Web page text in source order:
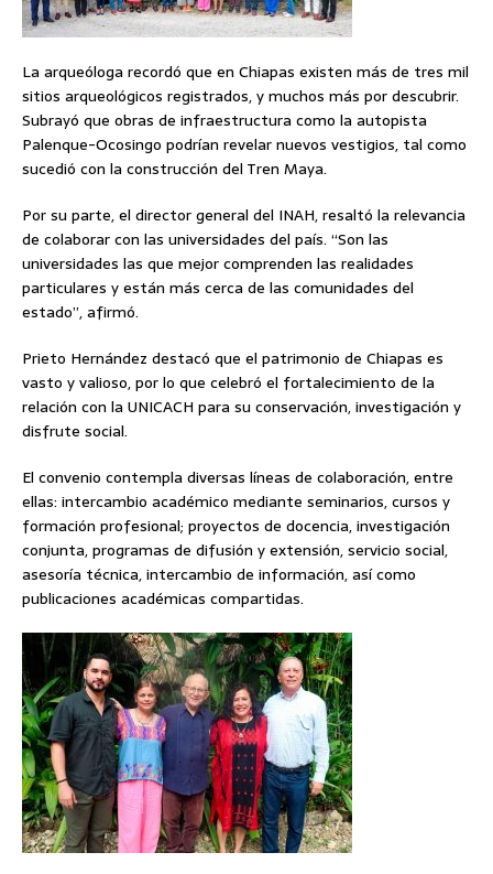
La arqueóloga recordó que en Chiapas existen más de tres mil
sitios arqueológicos registrados, y muchos más por descubrir.
Subrayó que obras de infraestructura como la autopista
Palenque-Ocosingo podrían revelar nuevos vestigios, tal como
sucedió con la construcción del Tren Maya.
Por su parte, el director general del INAH, resaltó la relevancia
de colaborar con las universidades del país. “Son las
universidades las que mejor comprenden las realidades
particulares y están más cerca de las comunidades del
estado”, afirmó.
Prieto Hernández destacó que el patrimonio de Chiapas es
vasto y valioso, por lo que celebró el fortalecimiento de la
relación con la UNICACH para su conservación, investigación y
disfrute social.
El convenio contempla diversas líneas de colaboración, entre
ellas: intercambio académico mediante seminarios, cursos y
formación profesional; proyectos de docencia, investigación
conjunta, programas de difusión y extensión, servicio social,
asesoría técnica, intercambio de información, así como
publicaciones académicas compartidas.